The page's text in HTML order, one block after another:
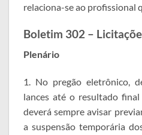
relaciona-se ao profissional
Boletim 302 –
Plenário
1. No pregão eletrônico,
lances até o resultado
deverá sempre avisar
a suspensão temporária